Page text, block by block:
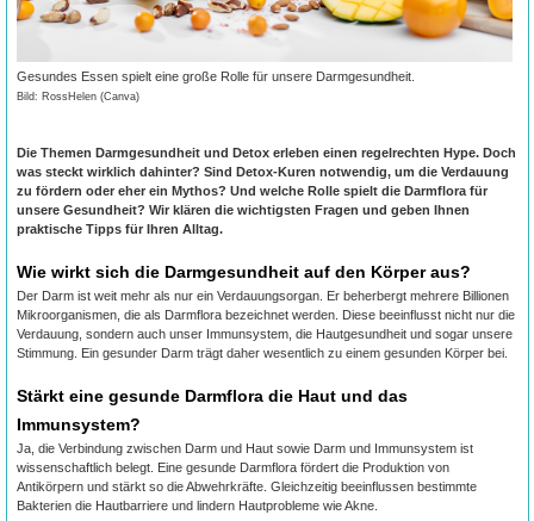
Gesundes Essen spielt eine große Rolle für unsere Darmgesundheit.
Bild: RossHelen (Canva)
Die Themen Darmgesundheit und Detox erleben einen regelrechten Hype. Doch
was steckt wirklich dahinter? Sind Detox-Kuren notwendig, um die Verdauung
zu fördern oder eher ein Mythos? Und welche Rolle spielt die Darmflora für
unsere Gesundheit? Wir klären die wichtigsten Fragen und geben Ihnen
praktische Tipps für Ihren Alltag.
Wie wirkt sich die Darmgesundheit auf den Körper aus?
Der Darm ist weit mehr als nur ein Verdauungsorgan. Er beherbergt mehrere Billionen
Mikroorganismen, die als Darmflora bezeichnet werden. Diese beeinflusst nicht nur die
Verdauung, sondern auch unser Immunsystem, die Hautgesundheit und sogar unsere
Stimmung. Ein gesunder Darm trägt daher wesentlich zu einem gesunden Körper bei.
Stärkt eine gesunde Darmflora die Haut und das
Immunsystem?
Ja, die Verbindung zwischen Darm und Haut sowie Darm und Immunsystem ist
wissenschaftlich belegt. Eine gesunde Darmflora fördert die Produktion von
Antikörpern und stärkt so die Abwehrkräfte. Gleichzeitig beeinflussen bestimmte
Bakterien die Hautbarriere und lindern Hautprobleme wie Akne.